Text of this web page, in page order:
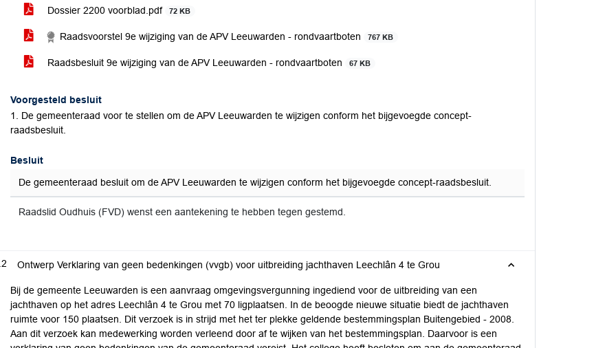
Dossier 2200 voorblad.pdf
72 KB
Raadsvoorstel 9e wijziging van de APV Leeuwarden - rondvaartboten 767 KB
Raadsbesluit 9e wijziging van de APV Leeuwarden - rondvaartboten 67 KB
Voorgesteld besluit
1. De gemeenteraad voor te stellen om de APV Leeuwarden te wijzigen conform het bijgevoegde concept-
raadsbesluit.
Besluit
De gemeenteraad besluit om de APV Leeuwarden te wijzigen conform het bijgevoegde concept-raadsbesluit.
Raadslid Oudhuis (FVD) wenst een aantekening te hebben tegen gestemd.
Ontwerp Verklaring van geen bedenkingen (vvgb) voor uitbreiding jachthaven Leechlân 4 te Grou
Bij de gemeente Leeuwarden is een aanvraag omgevingsvergunning ingediend voor de uitbreiding van een
jachthaven op het adres Leechlân 4 te Grou met 70 ligplaatsen. In de beoogde nieuwe situatie biedt de jachthaven
ruimte voor 150 plaatsen. Dit verzoek is in strijd met het ter plekke geldende bestemmingsplan Buitengebied - 2008.
Aan dit verzoek kan medewerking worden verleend door af te wijken van het bestemmingsplan. Daarvoor is een